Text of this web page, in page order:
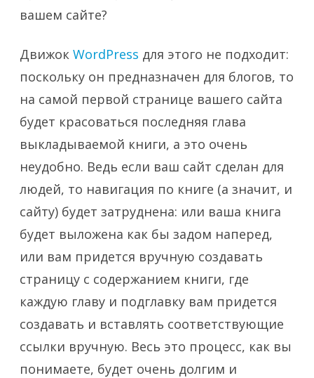
вашем сайте?
Движок WordPress для этого не подходит:
поскольку он предназначен для блогов, то
на самой первой странице вашего сайта
будет красоваться последняя глава
выкладываемой книги, а это очень
неудобно. Ведь если ваш сайт сделан для
людей, то навигация по книге (а значит, и
сайту) будет затруднена: или ваша книга
будет выложена как бы задом наперед,
или вам придется вручную создавать
страницу с содержанием книги, где
каждую главу и подглавку вам придется
создавать и вставлять соответствующие
ссылки вручную. Весь это процесс, как вы
понимаете, будет очень долгим и